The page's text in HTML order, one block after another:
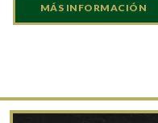
MÁS INFORMACIÓN